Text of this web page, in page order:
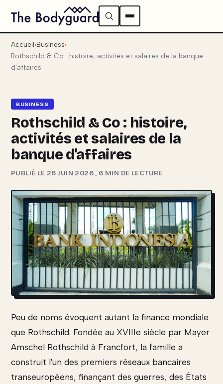
Accueil Business
Rothschild & Co : histoire, activités et salaires de la banque
d'affaires
BUSINESS
Rothschild & Co : histoire,
activités et salaires de la
banque d'affaires
PUBLIÉ LE 26 JUIN 2026 , 6 MIN DE LECTURE
Peu de noms évoquent autant la finance mondiale
que Rothschild. Fondée au XVIIIe siècle par Mayer
Amschel Rothschild à Francfort, la famille a
construit l'un des premiers réseaux bancaires
transeuropéens, finançant des guerres, des États